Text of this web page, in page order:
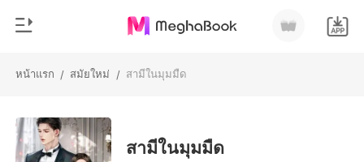
หน้าแรก / สมัยใหม่ / สามีในมุมมืด
เติมเงิน
หมวดหมู่
สามีในมุมมืด